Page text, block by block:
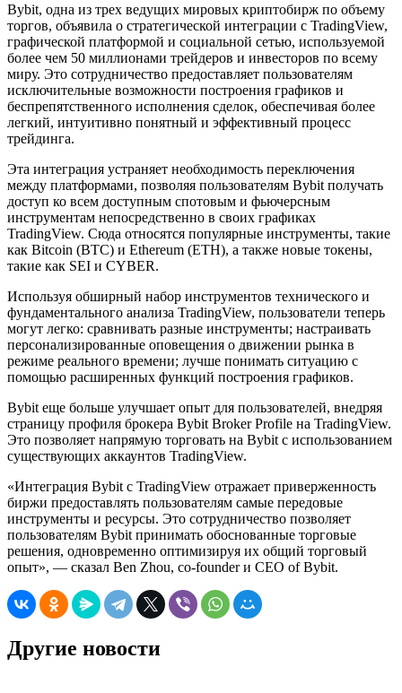
Bybit, одна из трех ведущих мировых криптобирж по объему
торгов, объявила о стратегической интеграции с TradingView,
графической платформой и социальной сетью, используемой
более чем 50 миллионами трейдеров и инвесторов по всему
миру. Это сотрудничество предоставляет пользователям
исключительные возможности построения графиков и
беспрепятственного исполнения сделок, обеспечивая более
легкий, интуитивно понятный и эффективный процесс
трейдинга.
Эта интеграция устраняет необходимость переключения
между платформами, позволяя пользователям Bybit получать
доступ ко всем доступным спотовым и фьючерсным
инструментам непосредственно в своих графиках
TradingView. Сюда относятся популярные инструменты, такие
как Bitcoin (BTC) и Ethereum (ETH), а также новые токены,
такие как SEI и CYBER.
Используя обширный набор инструментов технического и
фундаментального анализа TradingView, пользователи теперь
могут легко: сравнивать разные инструменты; настраивать
персонализированные оповещения о движении рынка в
режиме реального времени; лучше понимать ситуацию с
помощью расширенных функций построения графиков.
Bybit еще больше улучшает опыт для пользователей, внедряя
страницу профиля брокера Bybit Broker Profile на TradingView.
Это позволяет напрямую торговать на Bybit с использованием
существующих аккаунтов TradingView.
«Интеграция Bybit с TradingView отражает приверженность
биржи предоставлять пользователям самые передовые
инструменты и ресурсы. Это сотрудничество позволяет
пользователям Bybit принимать обоснованные торговые
решения, одновременно оптимизируя их общий торговый
опыт», — сказал Ben Zhou, co-founder и CEO of Bybit.
Другие новости